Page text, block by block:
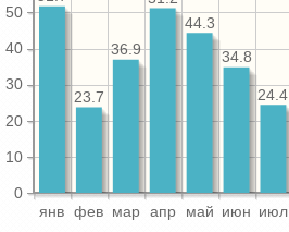
янв фев мар апр май июн июл
0
10
20
30
40
50
24.4
34.8
44.3
36.9
23.7